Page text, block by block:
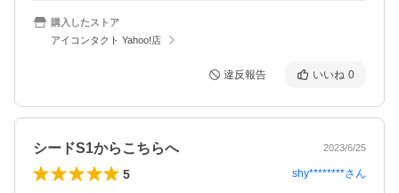
購入したストア
アイコンタクト Yahoo!店
違反報告 いいね 0
シードS1からこちらへ 2023/6/25
5 shy********さん